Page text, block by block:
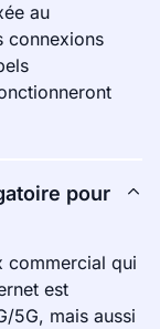
au
connexions
pour
commercial qui
est
5G, mais aussi